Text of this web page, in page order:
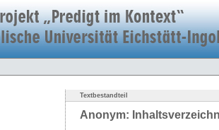
Textbestandteil
Anonym: